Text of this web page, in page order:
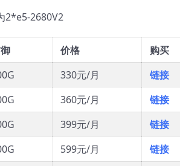
2*e5-2680V2
价格
购买
330元/月
链接
360元/月
链接
399元/月
链接
599元/月
链接